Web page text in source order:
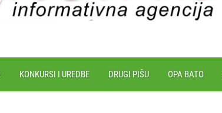
KONKURSI I UREDBE DRUGI PIŠU OPA BATO